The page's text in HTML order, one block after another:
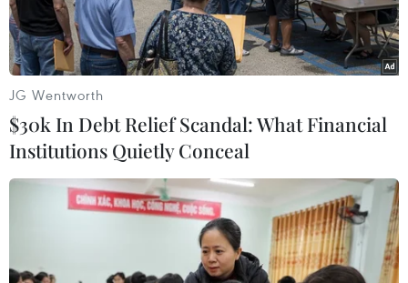
Người dân đeo khẩu trang để phòng tránh lây nhiễm COVID-19
tại Đài Bắc, Đài Loan, Trung Quốc. (Ảnh: AFP/TTXVN)
JG Wentworth
$30k In Debt Relief Scandal: What Financial
Institutions Quietly Conceal